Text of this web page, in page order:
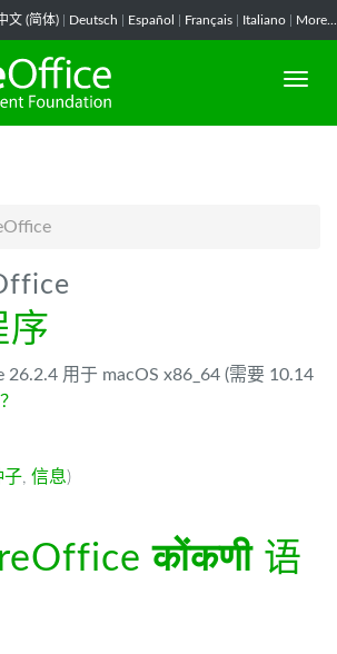
文 (简体) Deutsch Español Français Italiano More...
序
26.2.4 用于 macOS x86_64 (需要 10.14
子, 信息)
कोंकणी语